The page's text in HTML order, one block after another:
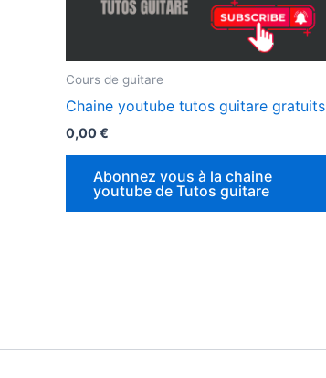
Cours de guitare
Chaine youtube tutos guitare gratuits
0,00€
Abonnez vous à la chaine
youtube de Tutos guitare